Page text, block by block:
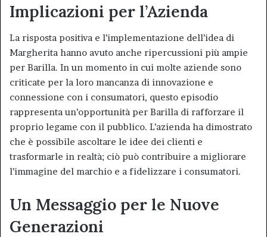
Implicazioni per l’Azienda
La risposta positiva e l’implementazione dell’idea di
Margherita hanno avuto anche ripercussioni più ampie
per Barilla. In un momento in cui molte aziende sono
criticate per la loro mancanza di innovazione e
connessione con i consumatori, questo episodio
rappresenta un’opportunità per Barilla di rafforzare il
proprio legame con il pubblico. L’azienda ha dimostrato
che è possibile ascoltare le idee dei clienti e
trasformarle in realtà; ciò può contribuire a migliorare
l’immagine del marchio e a fidelizzare i consumatori.
Un Messaggio per le Nuove
Generazioni